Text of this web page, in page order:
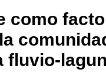
como
fluvio-